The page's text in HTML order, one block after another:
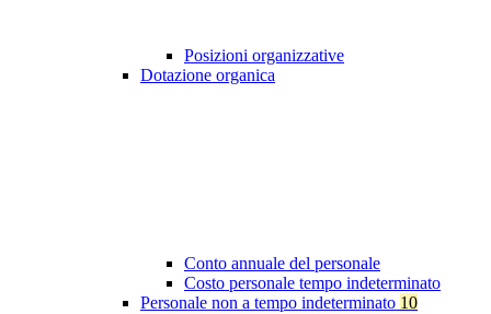
Posizioni organizzative
Dotazione organica
Conto annuale del personale
Costo personale tempo indeterminato
Personale non a tempo indeterminato 10